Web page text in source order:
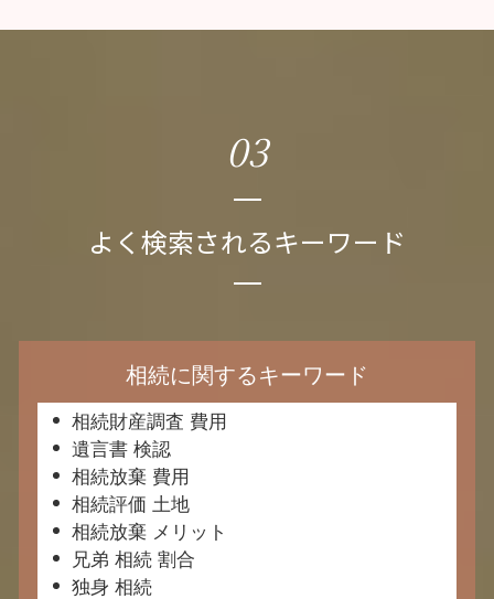
03
よく検索されるキーワード
相続に関するキーワード
相続財産調査 費用
遺言書 検認
相続放棄 費用
相続評価 土地
相続放棄 メリット
兄弟 相続 割合
独身 相続